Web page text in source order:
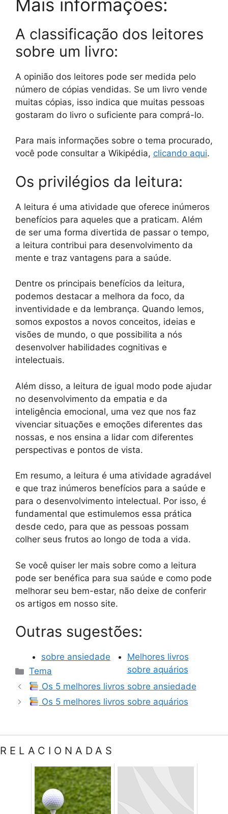
Mais informações:
A classificação dos leitores
sobre um livro:
A opinião dos leitores pode ser medida pelo
número de cópias vendidas. Se um livro vende
muitas cópias, isso indica que muitas pessoas
gostaram do livro o suficiente para comprá-lo.
Para mais informações sobre o tema procurado,
você pode consultar a Wikipédia, clicando aqui.
Os privilégios da leitura:
A leitura é uma atividade que oferece inúmeros
benefícios para aqueles que a praticam. Além
de ser uma forma divertida de passar o tempo,
a leitura contribui para desenvolvimento da
mente e traz vantagens para a saúde.
Dentre os principais benefícios da leitura,
podemos destacar a melhora da foco, da
inventividade e da lembrança. Quando lemos,
somos expostos a novos conceitos, ideias e
visões de mundo, o que possibilita a nós
desenvolver habilidades cognitivas e
intelectuais.
Além disso, a leitura de igual modo pode ajudar
no desenvolvimento da empatia e da
inteligência emocional, uma vez que nos faz
vivenciar situações e emoções diferentes das
nossas, e nos ensina a lidar com diferentes
perspectivas e pontos de vista.
Em resumo, a leitura é uma atividade agradável
e que traz inúmeros benefícios para a saúde e
para o desenvolvimento intelectual. Por isso, é
fundamental que estimulemos essa prática
desde cedo, para que as pessoas possam
colher seus frutos ao longo de toda a vida.
Se você quiser ler mais sobre como a leitura
pode ser benéfica para sua saúde e como pode
melhorar seu bem-estar, não deixe de conferir
os artigos em nosso site.
Outras sugestões:
sobre ansiedade
Melhores livros
sobre aquários
Categorias
Tema
Os 5 melhores livros sobre ansiedade
Os 5 melhores livros sobre aquários
RELACIONADAS